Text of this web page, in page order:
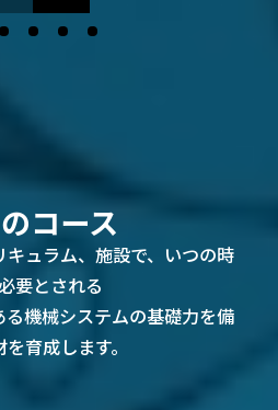
コース
ュラム、施設で、いつの時
要とされる
機械システムの基礎力を備
育成します。